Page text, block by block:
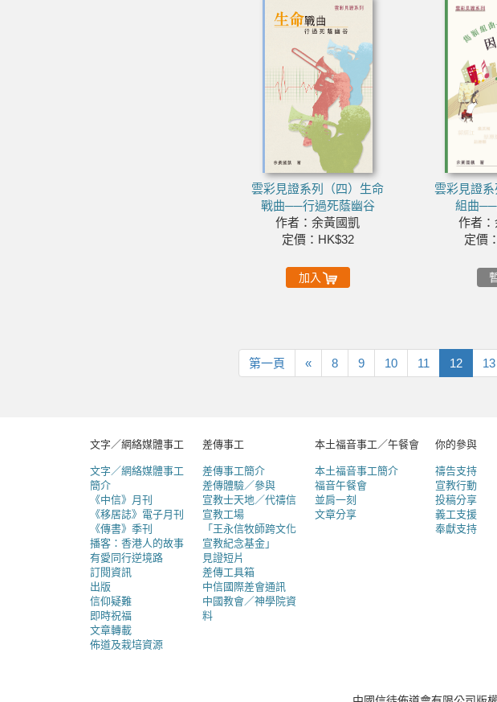
雲彩見證系列（四）生命
戰曲──行過死蔭幽谷
作者：余黃國凱
定價：HK$32
加入
雲彩見證
組曲
作者
定價
第一頁
一
«上
一
8 9 10 11 12 13
文字／網絡媒體事工
文字／網絡媒體事工
簡介
《中信》月刊
《移居誌》電子月刊
《傳書》季刊
播客：香港人的故事
有愛同行逆境路
訂閱資訊
出版
信仰疑難
即時祝福
文章轉載
佈道及栽培資源
差傳事工
差傳事工簡介
差傳體驗／參與
宣教士天地／代禱信
宣教工場
「王永信牧師跨文化
宣教紀念基金」
見證短片
差傳工具箱
中信國際差會通訊
中國教會／神學院資
料
本土福音事工／午餐會
本土福音事工簡介
福音午餐會
並肩一刻
文章分享
你的參與
禱告支持
宣教行動
投稿分享
義工支援
奉獻支持